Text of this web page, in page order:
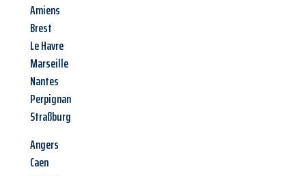
Amiens
Brest
Le Havre
Marseille
Nantes
Perpignan
Straßburg
Angers
Caen